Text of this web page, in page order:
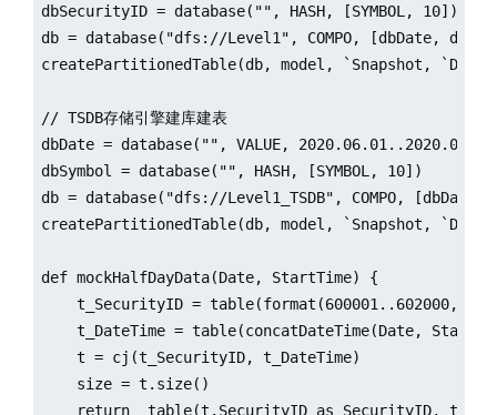
dbSecurityID = database("", HASH, [SYMBOL, 10])
db = database("dfs://Level1", COMPO, [dbDate,
createPartitionedTable(db, model, `Snapshot,
// TSDB存储引擎建库建表
dbDate = database("", VALUE,
dbSymbol = database("", HASH, [SYMBOL, 10])
db = database("dfs://Level1_TSDB", COMPO, [dbDate,
createPartitionedTable(db, model, `Snapshot,
def mockHalfDayData(Date, StartTime) {
t_SecurityID = table(format(600001..602000,
t_DateTime = table(concatDateTime(Date,
    t = cj(t_SecurityID, t_DateTime)
    size = t.size()
return  table(t.SecurityID as SecurityID,